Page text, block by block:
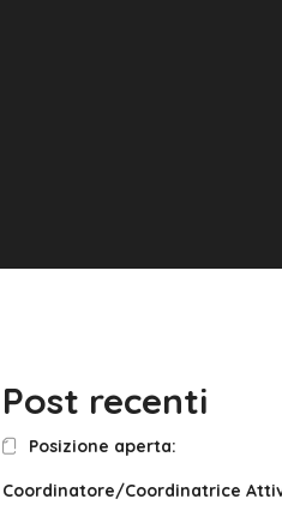
Post recenti
Posizione aperta:
Coordinatore/Coordinatrice